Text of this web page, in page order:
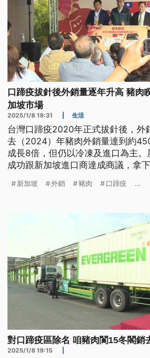
口蹄疫拔針後外銷量逐年升高 豬肉
加坡市場
2025/1/8 19:31 生活
台灣口蹄疫2020年正式拔針後，外
去（2024）年豬肉外銷量達到約
成長8倍，但仍以冷凍及進口為主
成功跟新加坡進口商達成商議，拿
抵達新加坡，這也是台灣生鮮豬肉
新加坡 外銷 豬肉 口蹄疫 ...
對口蹄疫區除名 咱豬肉閬15冬閣銷
2025/1/8 19:15